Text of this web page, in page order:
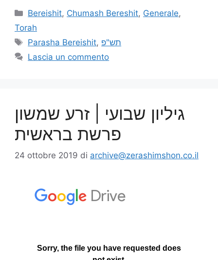
Bereishit, Chumash Bereshit, Generale,
Torah
Parasha Bereishit, תש"פ
Lascia un commento
גיליון שבועי | זרע שמשון
פרשת בראשית
24 ottobre 2019 di archive@zerashimshon.co.il